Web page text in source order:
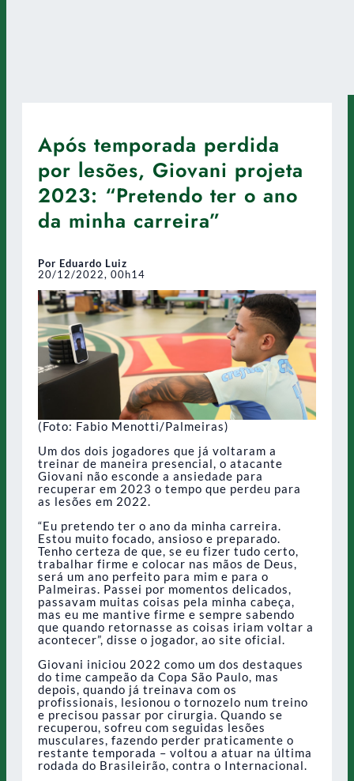
Após temporada perdida
por lesões, Giovani projeta
2023: “Pretendo ter o ano
da minha carreira”
Por Eduardo Luiz
20/12/2022, 00h14
(Foto: Fabio Menotti/Palmeiras)
Um dos dois jogadores que já voltaram a
treinar de maneira presencial, o atacante
Giovani não esconde a ansiedade para
recuperar em 2023 o tempo que perdeu para
as lesões em 2022.
“Eu pretendo ter o ano da minha carreira.
Estou muito focado, ansioso e preparado.
Tenho certeza de que, se eu fizer tudo certo,
trabalhar firme e colocar nas mãos de Deus,
será um ano perfeito para mim e para o
Palmeiras. Passei por momentos delicados,
passavam muitas coisas pela minha cabeça,
mas eu me mantive firme e sempre sabendo
que quando retornasse as coisas iriam voltar a
acontecer”, disse o jogador, ao site oficial.
Giovani iniciou 2022 como um dos destaques
do time campeão da Copa São Paulo, mas
depois, quando já treinava com os
profissionais, lesionou o tornozelo num treino
e precisou passar por cirurgia. Quando se
recuperou, sofreu com seguidas lesões
musculares, fazendo perder praticamente o
restante temporada – voltou a atuar na última
rodada do Brasileirão, contra o Internacional.